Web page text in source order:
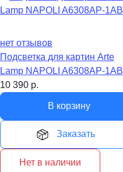
нет отзывов
Подсветка для картин Arte
Lamp NAPOLI A6308AP-1AB
10 390 р.
В корзину
Заказать
Нет в наличии